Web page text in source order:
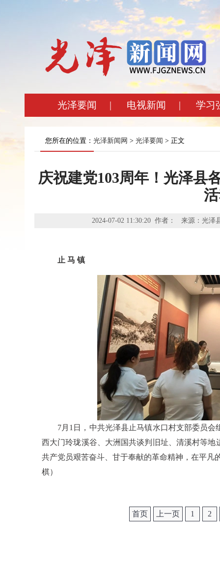
光泽要闻 | 电视新闻 | 学习
您所在的位置： 光泽新闻网 > 光泽要闻 > 正文
庆祝建党103周年！光泽县
2024-07-02 11:30:20 作者： 来源：光
止 马 镇
7月1日，中共光泽县止马镇水口村支部委员
西大门玲珑溪谷、大洲国共谈判旧址、清溪村等
共产党员艰苦奋斗、甘于奉献的革命精神，在平凡
棋）
首页 上一页 1 2